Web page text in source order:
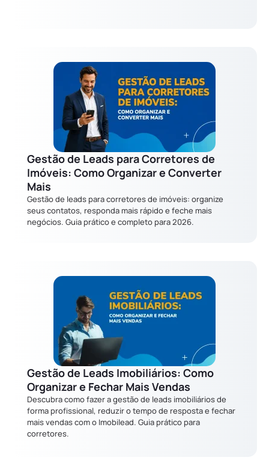
Gestão de Leads para Corretores de
Imóveis: Como Organizar e Converter
Mais
Gestão de leads para corretores de imóveis: organize
seus contatos, responda mais rápido e feche mais
negócios. Guia prático e completo para 2026.
Gestão de Leads Imobiliários: Como
Organizar e Fechar Mais Vendas
Descubra como fazer a gestão de leads imobiliários de
forma profissional, reduzir o tempo de resposta e fechar
mais vendas com o Imobilead. Guia prático para
corretores.